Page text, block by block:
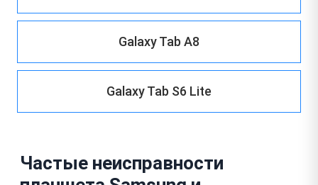
Galaxy Tab A8
Galaxy Tab S6 Lite
Частые неисправности